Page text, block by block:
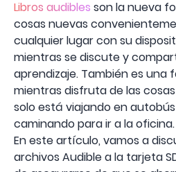
Libros audibles son la nueva
cosas nuevas
cualquier lugar con su
mientras se discute y
aprendizaje. También es una
mientras disfruta de las
solo está viajando en
caminando para ir a la oficina.
En este artículo, vamos a
archivos Audible a la tarjeta